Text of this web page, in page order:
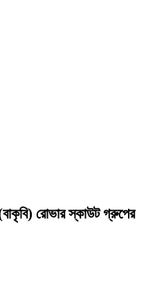
রোভার স্কাউট গ্রুপের